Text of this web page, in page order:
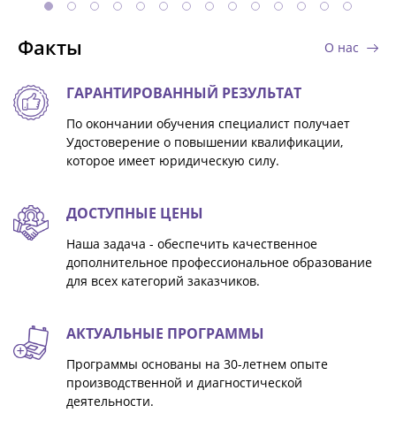
Факты О нас
ГАРАНТИРОВАННЫЙ РЕЗУЛЬТАТ
По окончании обучения специалист получает
Удостоверение о повышении квалификации,
которое имеет юридическую силу.
ДОСТУПНЫЕ ЦЕНЫ
Наша задача - обеспечить качественное
дополнительное профессиональное образование
для всех категорий заказчиков.
АКТУАЛЬНЫЕ ПРОГРАММЫ
Программы основаны на 30-летнем опыте
производственной и диагностической
деятельности.